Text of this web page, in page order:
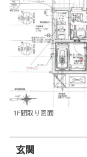
1F間取り図面
玄関